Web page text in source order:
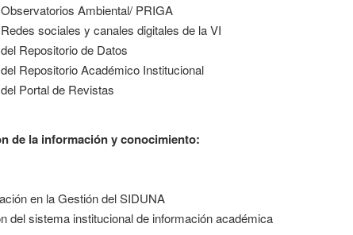
Ambiental/ PRIGA
sociales y canales digitales de la VI
Repositorio de Datos
Repositorio Académico Institucional
Portal de Revistas
de la información y conocimiento:
en la Gestión del SIDUNA
sistema institucional de información académica